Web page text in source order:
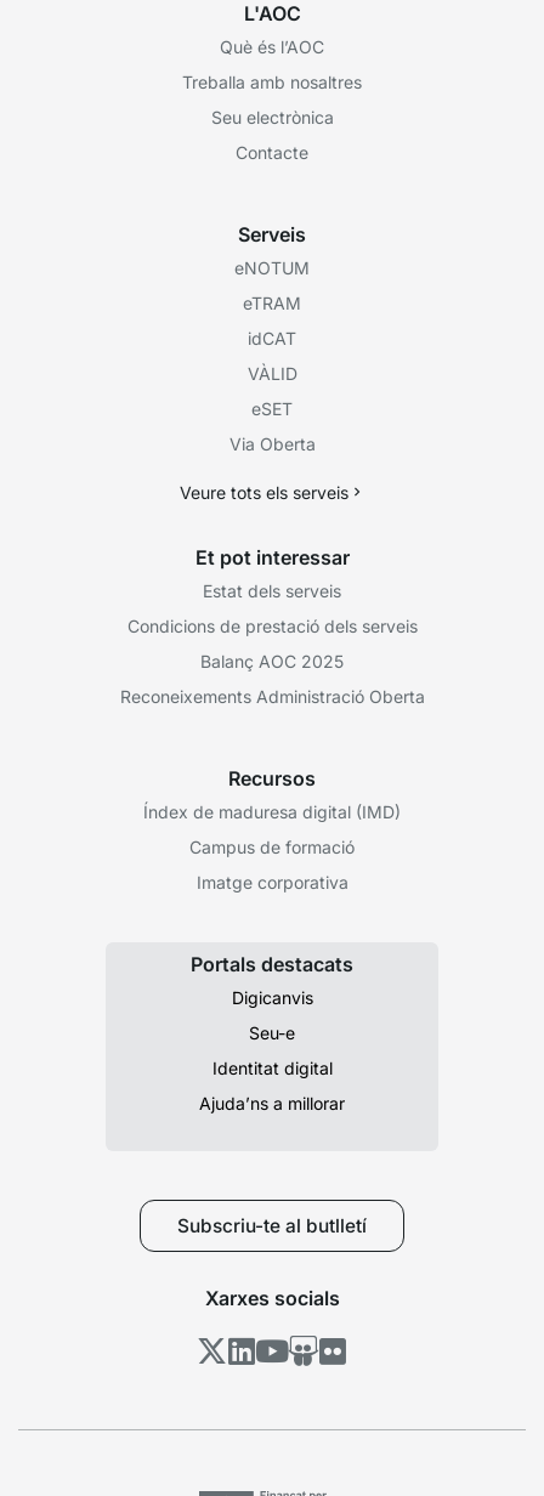
L'AOC
Què és l’AOC
Treballa amb nosaltres
Seu electrònica
Contacte
Serveis
eNOTUM
eTRAM
idCAT
VÀLID
eSET
Via Oberta
Veure tots els serveis
Et pot interessar
Estat dels serveis
Condicions de prestació dels serveis
Balanç AOC 2025
Reconeixements Administració Oberta
Recursos
Índex de maduresa digital (IMD)
Campus de formació
Imatge corporativa
Portals destacats
Digicanvis
Seu-e
Identitat digital
Ajuda’ns a millorar
Subscriu-te al butlletí
Xarxes socials